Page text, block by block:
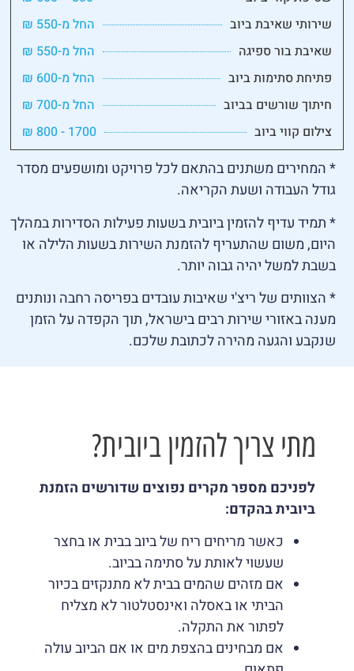
שירותי שאיבת ביוב
החל מ-550 ₪
שאיבת בור ספיגה
החל מ-550 ₪
פתיחת סתימות ביוב
החל מ-600 ₪
חיתוך שורשים בביוב
החל מ-700 ₪
צילום קווי ביוב
1700 - 800 ₪
* המחירים משתנים בהתאם לכל פרויקט ומושפעים מסדר
גודל העבודה ושעת הקריאה.
* תמיד עדיף להזמין ביובית בשעות פעילות הסדירות במהלך
היום, משום שהתעריף להזמנת השירות בשעות הלילה או
בשבת למשל יהיה גבוה יותר.
* הצוותים של ריצ'י שאיבות עובדים בפריסה רחבה ונותנים
מענה באזורי שירות רבים בישראל, תוך הקפדה על הזמן
שנקבע והגעה מהירה לכתובת שלכם.
מתי צריך להזמין ביובית?
לפניכם מספר מקרים נפוצים שדורשים הזמנת
ביובית בהקדם:
כאשר מריחים ריח של ביוב בבית או בחצר
שעשוי לאותת על סתימה בביוב.
אם מזהים שהמים בבית לא מתנקזים בכיור
הביתי או באסלה ואינסטלטור לא מצליח
לפתור את התקלה.
אם מבחינים בהצפת מים או אם הביוב עולה